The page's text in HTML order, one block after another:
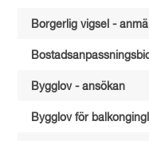
Borgerlig vigsel -
Bygglov - ansökan
Bygglov för